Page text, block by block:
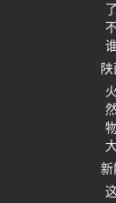
新